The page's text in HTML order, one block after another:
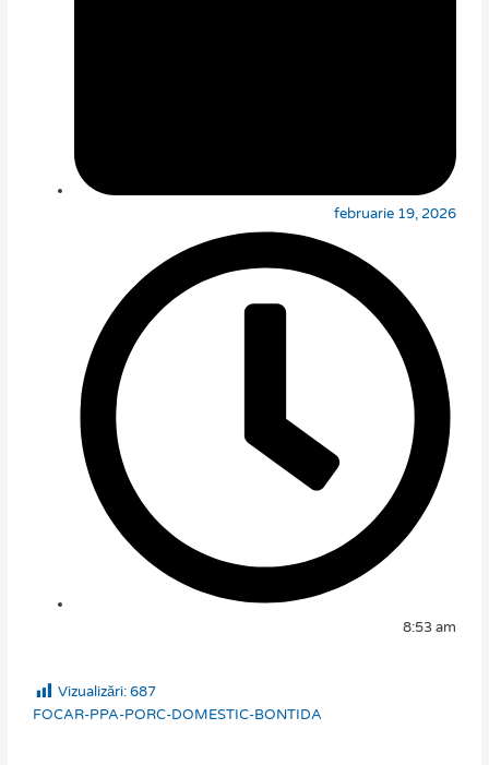
februarie 19, 2026
8:53 am
Vizualizări: 687
FOCAR-PPA-PORC-DOMESTIC-BONTIDA